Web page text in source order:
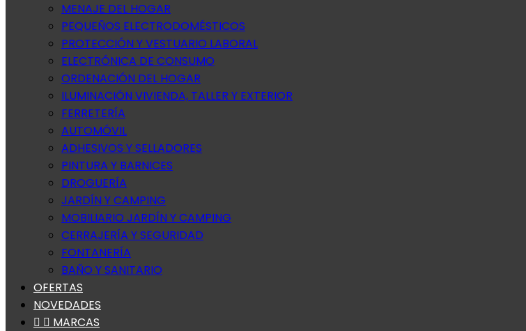
MENAJE DEL HOGAR
PEQUEÑOS ELECTRODOMÉSTICOS
PROTECCIÓN Y VESTUARIO LABORAL
ELECTRÓNICA DE CONSUMO
ORDENACIÓN DEL HOGAR
ILUMINACIÓN VIVIENDA, TALLER Y EXTERIOR
FERRETERÍA
AUTOMÓVIL
ADHESIVOS Y SELLADORES
PINTURA Y BARNICES
DROGUERÍA
JARDÍN Y CAMPING
MOBILIARIO JARDÍN Y CAMPING
CERRAJERÍA Y SEGURIDAD
FONTANERÍA
BAÑO Y SANITARIO
OFERTAS
NOVEDADES
  MARCAS